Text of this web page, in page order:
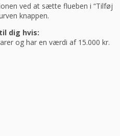
ved at sætte flueben i “Tilføj
knappen.
dig hvis:
og har en værdi af 15.000 kr.